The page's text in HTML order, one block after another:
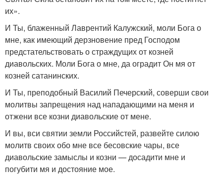
их».
И Ты, блаженный Лаврентий Калужский, моли Бога о
мне, как имеющий дерзновение пред Господом
предстательствовать о страждущих от козней
диавольских. Моли Бога о мне, да оградит Он мя от
козней сатанинских.
И Ты, преподобный Василий Печерский, соверши свои
молитвы запрещения над нападающими на меня и
отжени все козни диавольские от мене.
И вы, вси святии земли Российстей, развейте силою
молитв своих обо мне все бесовские чары, все
диавольские замыслы и козни — досадити мне и
погубити мя и достояние мое.